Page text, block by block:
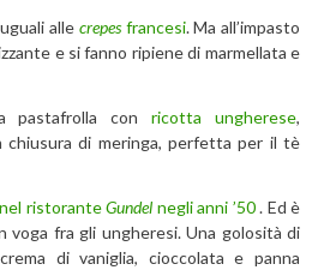
alle crepesfrancesi. Ma all’impasto
e si fanno ripiene di marmellata e
pastafrolla conricotta ungherese,
chiusura di meringa, perfetta per il tè
nel ristoranteGundel negli anni ’50. Ed è
voga fra gli ungheresi. Una golosità di
di vaniglia, cioccolata e panna